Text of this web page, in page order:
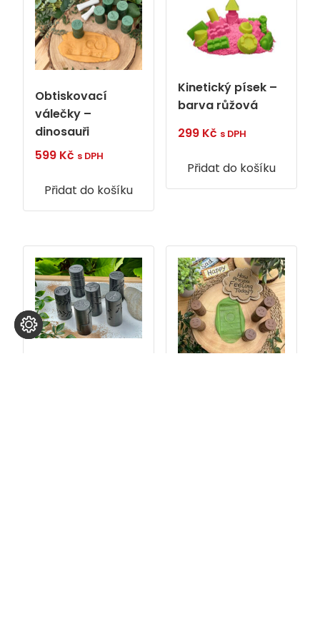
Obtiskovací
válečky –
dinosauři
599 Kč s DPH
Přidat do košíku
Kinetický písek –
barva růžová
299 Kč s DPH
Přidat do košíku